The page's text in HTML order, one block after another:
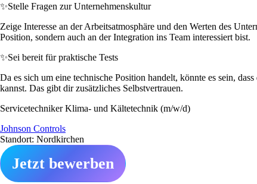
✨Stelle Fragen zur Unternehmenskultur
Zeige Interesse an der Arbeitsatmosphäre und den Werten des
Position, sondern auch an der Integration ins Team interessiert bist.
✨Sei bereit für praktische Tests
Da es sich um eine technische Position handelt, könnte es sein,
kannst. Das gibt dir zusätzliches Selbstvertrauen.
Servicetechniker Klima- und Kältetechnik (m/w/d)
Johnson Controls
Standort: Nordkirchen
Jetzt bewerben